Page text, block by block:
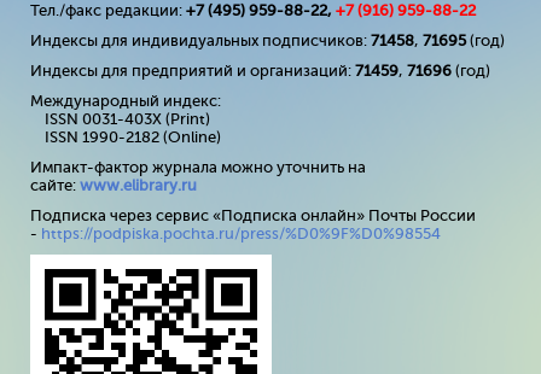
Тел./факс редакции: +7 (495) 959-88-22, +7 (916) 959-88-22
Индексы для индивидуальных подписчиков: 71458, 71695(год)
Индексы для предприятий и организаций: 71459, 71696 (год)
Международный индекс:
ISSN 0031-403X (Print)
ISSN 1990-2182 (Online)
Импакт-фактор журнала можно уточнить на
сайте: www.elibrary.ru
Подписка через сервис «Подписка онлайн» Почты России
- https://podpiska.pochta.ru/press/%D0%9F%D0%98554